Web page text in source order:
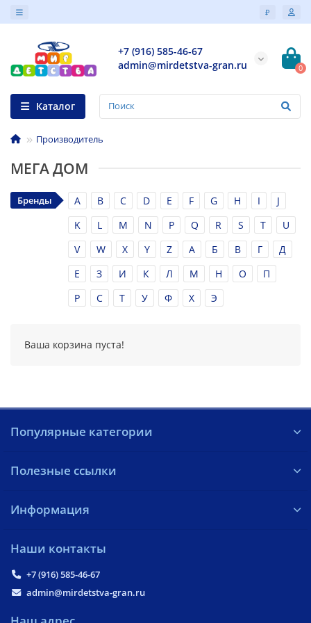
₽
+7 (916) 585-46-67
admin@mirdetstva-gran.ru
0
Каталог
Производитель
МЕГА ДОМ
Бренды A B C D E F G H I
J
K
L M N P Q R S T
U
V
W X Y Z А Б В Г
Д
Е
З И К Л М Н О
П
Р
С Т У Ф Х Э
Ваша корзина пуста!
Популярные категории
Полезные ссылки
Информация
Наши контакты
+7 (916) 585-46-67
admin@mirdetstva-gran.ru